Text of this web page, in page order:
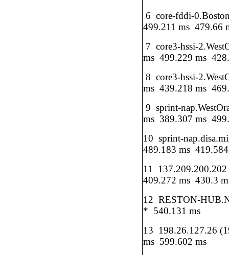
6 core-fddi-
499.211 ms 479.66
7 core3-hssi-
ms 499.229 ms
8 core3-hssi-
ms 439.218 ms
9 sprint-
ms 389.307 ms
10 sprint-
489.183 ms
11
409.272 ms 430.3
12 RESTON-
* 540.131 ms
13 198.26.127.26
ms 599.602 ms